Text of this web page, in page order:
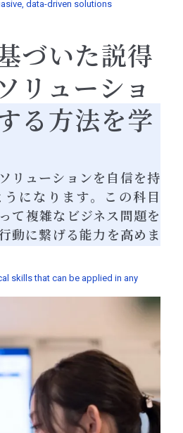
data-driven solutions
づいた説得
リューショ
る方法を学
リューションを自信を持
になります。この科目
て複雑なビジネス問題を
動に繋げる能力を高めま
skills that can be applied in any